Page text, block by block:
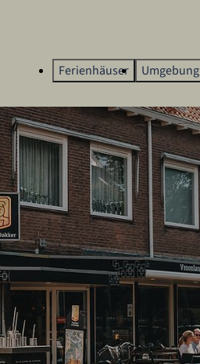
Ferienhäuser Umgebung